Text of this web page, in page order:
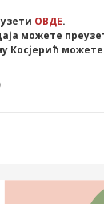
ОВДЕ.
можете
Косјерић